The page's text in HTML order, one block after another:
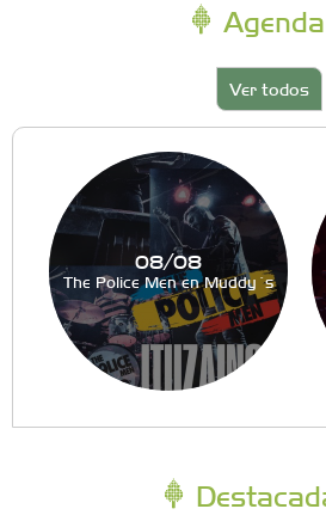
Agenda
Ver todos
08/08
The Police Men en Muddy´s